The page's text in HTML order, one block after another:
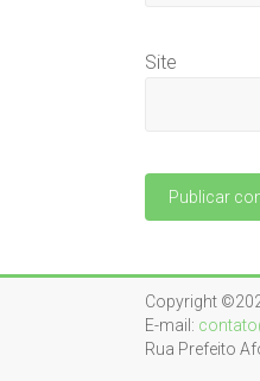
Site
Copyright
E-mail:
Rua Prefeito